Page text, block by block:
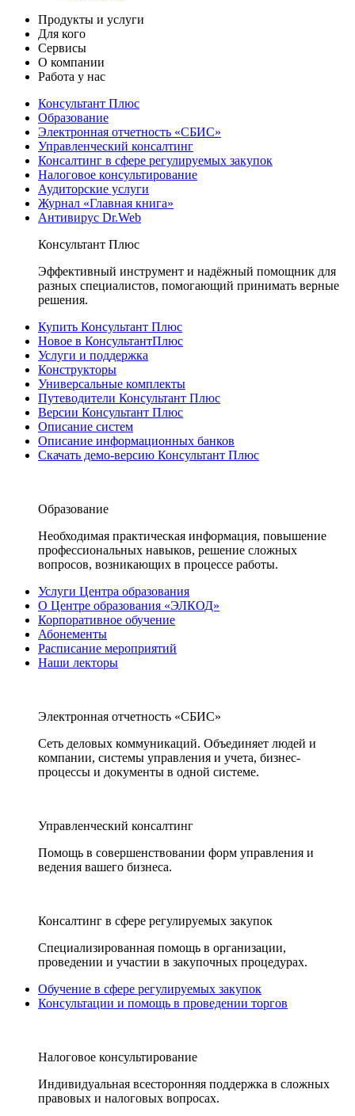
Продукты и услуги
Для кого
Сервисы
О компании
Работа у нас
Консультант Плюс
Образование
Электронная отчетность «СБИС»
Управленческий консалтинг
Консалтинг в сфере регулируемых закупок
Налоговое консультирование
Аудиторские услуги
Журнал «Главная книга»
Антивирус Dr.Web
Консультант Плюс
Эффективный инструмент и надёжный помощник для
разных специалистов, помогающий принимать верные
решения.
Купить Консультант Плюс
Новое в КонсультантПлюс
Услуги и поддержка
Конструкторы
Универсальные комплекты
Путеводители Консультант Плюс
Версии Консультант Плюс
Описание систем
Описание информационных банков
Скачать демо-версию Консультант Плюс
Образование
Необходимая практическая информация, повышение
профессиональных навыков, решение сложных
вопросов, возникающих в процессе работы.
Услуги Центра образования
О Центре образования «ЭЛКОД»
Корпоративное обучение
Абонементы
Расписание мероприятий
Наши лекторы
Электронная отчетность «СБИС»
Сеть деловых коммуникаций. Объединяет людей и
компании, системы управления и учета, бизнес-
процессы и документы в одной системе.
Управленческий консалтинг
Помощь в совершенствовании форм управления и
ведения вашего бизнеса.
Консалтинг в сфере регулируемых закупок
Специализированная помощь в организации,
проведении и участии в закупочных процедурах.
Обучение в сфере регулируемых закупок
Консультации и помощь в проведении торгов
Налоговое консультирование
Индивидуальная всесторонняя поддержка в сложных
правовых и налоговых вопросах.